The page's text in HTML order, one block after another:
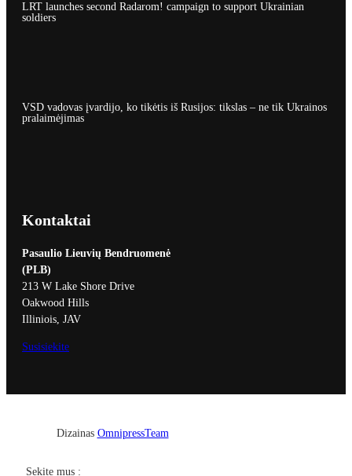
LRT launches second Radarom! campaign to support Ukrainian
soldiers
VSD vadovas įvardijo, ko tikėtis iš Rusijos: tikslas – ne tik Ukrainos
pralaimėjimas
Kontaktai
Pasaulio Lieuvių Bendruomenė
(PLB)
213 W Lake Shore Drive
Oakwood Hills
Illiniois, JAV
Susisiekite
Dizainas OmnipressTeam
Sekite mus :